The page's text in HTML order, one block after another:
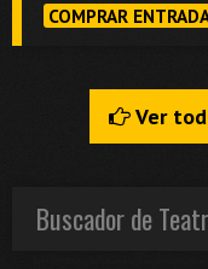
COMPRAR
Ver
Buscador de